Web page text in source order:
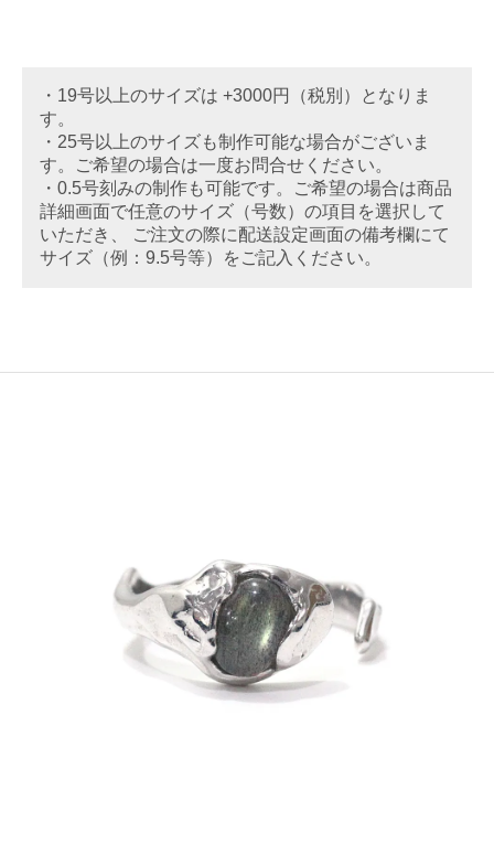
・19号以上のサイズは +3000円（税別）となりま
す。
・25号以上のサイズも制作可能な場合がございま
す。ご希望の場合は一度お問合せください。
・0.5号刻みの制作も可能です。ご希望の場合は商品
詳細画面で任意のサイズ（号数）の項目を選択して
いただき、 ご注文の際に配送設定画面の備考欄にて
サイズ（例：9.5号等）をご記入ください。